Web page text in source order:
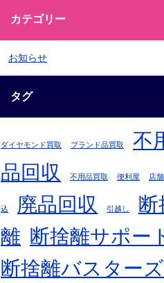
カテゴリー
お知らせ
タグ
ダイヤモンド買取 ブランド品買取
不
品回収
不用品買取 便利屋 店
込 廃品回収 引越し
断
離 断捨離サポー
断捨離バスターズ